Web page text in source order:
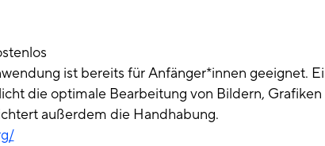
ist bereits für Anfänger*innen geeignet.
die optimale Bearbeitung von Bildern, Grafiken
außerdem die Handhabung.